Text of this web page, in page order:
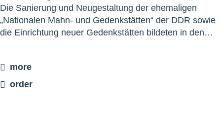
Die Sanierung und Neugestaltung der ehemaligen
„Nationalen Mahn- und Gedenkstätten“ der DDR sowie
die Einrichtung neuer Gedenkstätten bildeten in den…
more
order